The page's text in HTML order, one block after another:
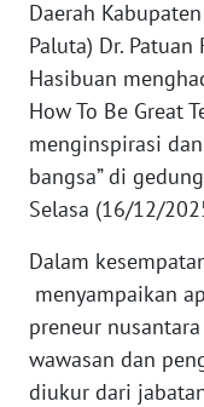
Daerah
Paluta) Dr. Patuan
Hasibuan
How To Be Great
menginspirasi
bangsa” di
Selasa (16/12/
Dalam
menyampaikan
preneur
wawasan dan
diukur dari
Wahana
News
Regional
WN
SUMUT
JAKARTA
WN